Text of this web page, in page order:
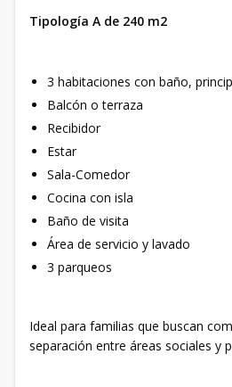
Tipología A de 240 m2
3 habitaciones con baño,
Balcón o terraza
Recibidor
Estar
Sala-Comedor
Cocina con isla
Baño de visita
Área de servicio y lavado
3 parqueos
Ideal para familias que buscan
separación entre áreas sociales y